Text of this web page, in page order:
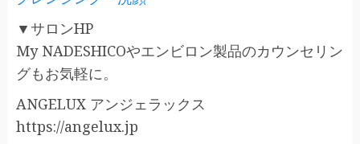
▼サロンHP
My NADESHICOやエンビロン製品のカウンセリン
グもお気軽に。
ANGELUX アンジェラックス
https://angelux.jp